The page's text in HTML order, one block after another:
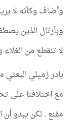
وأضاف وكأنه لا
وبأرتال الذين
لا تنقطع من
بادر زميلي
مع اختلافنا على
مقنع . لكن يبدو